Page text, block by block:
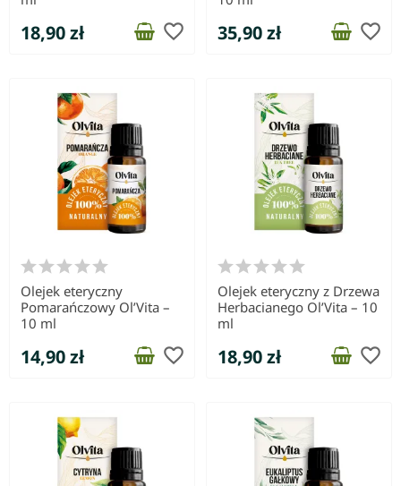
18,90 zł favorite_border 35,90 zł favorite_border
Olejek eteryczny
Pomarańczowy Ol’Vita –
10 ml
14,90 zł favorite_border
Olejek eteryczny z Drzewa
Herbacianego Ol’Vita – 10
ml
18,90 zł favorite_border